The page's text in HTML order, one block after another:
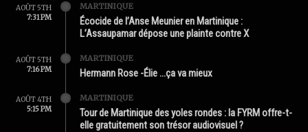
AOÛT 5TH
7:31 PM
MARTINIQUE
Écocide de l’Anse Meunier en Martinique :
L’Assaupamar dépose une plainte contre X
AOÛT 5TH
7:16 PM
MARTINIQUE
Hermann Rose -Élie …ça va mieux
AOÛT 4TH
5:15 PM
MARTINIQUE
Tour de Martinique des yoles rondes : la FYRM offre-t-
elle gratuitement son trésor audiovisuel ?